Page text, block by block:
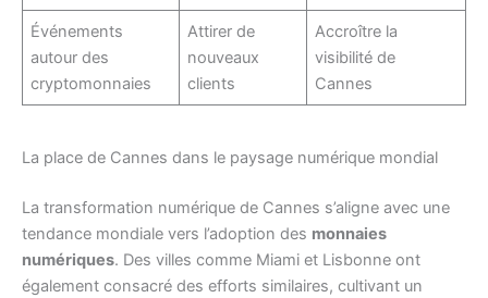
Événements
autour des
cryptomonnaies
Attirer de
nouveaux
clients
Accroître la
visibilité de
Cannes
La place de Cannes dans le paysage numérique mondial
La transformation numérique de Cannes s’aligne avec une
tendance mondiale vers l’adoption des monnaies
numériques. Des villes comme Miami et Lisbonne ont
également consacré des efforts similaires, cultivant un